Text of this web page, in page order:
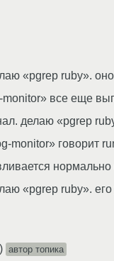
«pgrep ruby».
все еще
делаю «pgrep
monitor» говорит
«pgrep ruby». его
) автор топика